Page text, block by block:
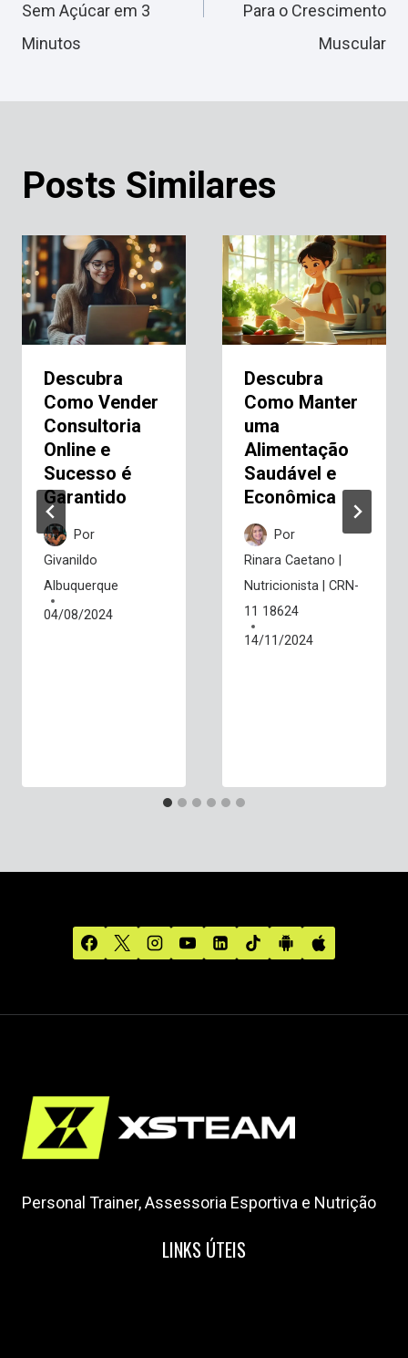
Post
Sem Açúcar em 3
Minutos
Para o Crescimento
Muscular
Posts Similares
Descubra
Como Vender
Consultoria
Online e
Sucesso é
Garantido
Por
Givanildo
Albuquerque
04/08/2024
Descubra
Como Manter
uma
Alimentação
Saudável e
Econômica
Por
Rinara Caetano |
Nutricionista | CRN-
11 18624
14/11/2024
Personal Trainer, Assessoria Esportiva e Nutrição
LINKS ÚTEIS